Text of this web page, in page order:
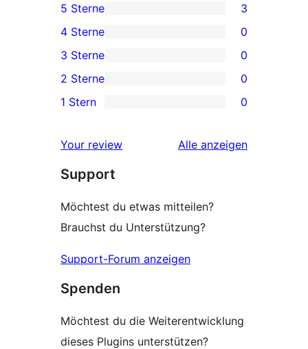
3 5-
Sterne-
Rezensionen
5 Sterne 3
0 4-
Sterne-
Rezensionen
4 Sterne 0
0 3-
Sterne-
Rezensionen
3 Sterne 0
0 2-
Sterne-
2 Sterne 0
0 1-
Rezensionen
1 Stern 0
Your review Alle Rezensionen
anzeigen
Support
Möchtest du etwas mitteilen?
Brauchst du Unterstützung?
Support-Forum anzeigen
Spenden
Möchtest du die Weiterentwicklung
dieses Plugins unterstützen?